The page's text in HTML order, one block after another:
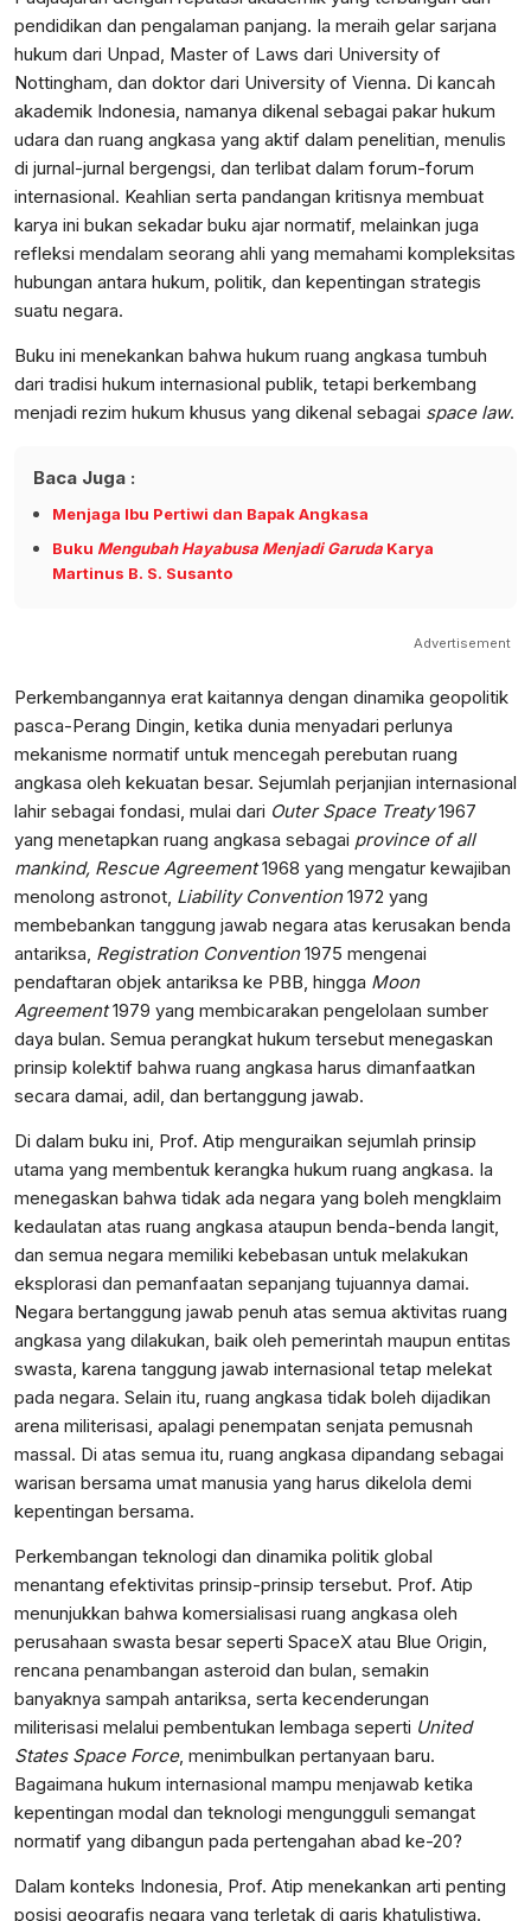
pendidikan dan pengalaman panjang. Ia meraih gelar sarjana
hukum dari Unpad, Master of Laws dari University of
Nottingham, dan doktor dari University of Vienna. Di kancah
akademik Indonesia, namanya dikenal sebagai pakar hukum
udara dan ruang angkasa yang aktif dalam penelitian, menulis
di jurnal-jurnal bergengsi, dan terlibat dalam forum-forum
internasional. Keahlian serta pandangan kritisnya membuat
karya ini bukan sekadar buku ajar normatif, melainkan juga
refleksi mendalam seorang ahli yang memahami kompleksitas
hubungan antara hukum, politik, dan kepentingan strategis
suatu negara.
Buku ini menekankan bahwa hukum ruang angkasa tumbuh
dari tradisi hukum internasional publik, tetapi berkembang
menjadi rezim hukum khusus yang dikenal sebagai space law.
Baca Juga :
Menjaga Ibu Pertiwi dan Bapak Angkasa
Buku Mengubah Hayabusa Menjadi Garuda Karya
Martinus B. S. Susanto
Advertisement
Perkembangannya erat kaitannya dengan dinamika geopolitik
pasca-Perang Dingin, ketika dunia menyadari perlunya
mekanisme normatif untuk mencegah perebutan ruang
angkasa oleh kekuatan besar. Sejumlah perjanjian internasional
lahir sebagai fondasi, mulai dari Outer Space Treaty1967
yang menetapkan ruang angkasa sebagai province of all
mankind, Rescue Agreement1968 yang mengatur kewajiban
menolong astronot, Liability Convention1972 yang
membebankan tanggung jawab negara atas kerusakan benda
antariksa, Registration Convention1975 mengenai
pendaftaran objek antariksa ke PBB, hingga Moon
Agreement1979 yang membicarakan pengelolaan sumber
daya bulan. Semua perangkat hukum tersebut menegaskan
prinsip kolektif bahwa ruang angkasa harus dimanfaatkan
secara damai, adil, dan bertanggung jawab.
Di dalam buku ini, Prof. Atip menguraikan sejumlah prinsip
utama yang membentuk kerangka hukum ruang angkasa. Ia
menegaskan bahwa tidak ada negara yang boleh mengklaim
kedaulatan atas ruang angkasa ataupun benda-benda langit,
dan semua negara memiliki kebebasan untuk melakukan
eksplorasi dan pemanfaatan sepanjang tujuannya damai.
Negara bertanggung jawab penuh atas semua aktivitas ruang
angkasa yang dilakukan, baik oleh pemerintah maupun entitas
swasta, karena tanggung jawab internasional tetap melekat
pada negara. Selain itu, ruang angkasa tidak boleh dijadikan
arena militerisasi, apalagi penempatan senjata pemusnah
massal. Di atas semua itu, ruang angkasa dipandang sebagai
warisan bersama umat manusia yang harus dikelola demi
kepentingan bersama.
Perkembangan teknologi dan dinamika politik global
menantang efektivitas prinsip-prinsip tersebut. Prof. Atip
menunjukkan bahwa komersialisasi ruang angkasa oleh
perusahaan swasta besar seperti SpaceX atau Blue Origin,
rencana penambangan asteroid dan bulan, semakin
banyaknya sampah antariksa, serta kecenderungan
militerisasi melalui pembentukan lembaga seperti United
States Space Force, menimbulkan pertanyaan baru.
Bagaimana hukum internasional mampu menjawab ketika
kepentingan modal dan teknologi mengungguli semangat
normatif yang dibangun pada pertengahan abad ke-20?
Dalam konteks Indonesia, Prof. Atip menekankan arti penting
posisi geografis negara yang terletak di garis khatulistiwa.